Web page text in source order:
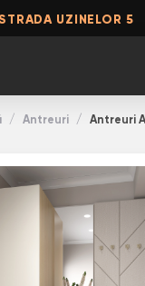
UZINELOR 5
Antreuri Antreuri